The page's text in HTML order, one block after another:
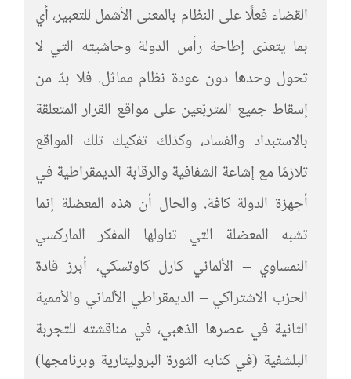
القضاء فعلًا على النظام بالمعنى الأشمل للتعبير، أي
بما يتعدّى إطاحة رأس الدولة وحاشيته التي لا
تحول وحدها دون عودة نظام مماثل. فلا بدّ من
إسقاط جميع المتربّعين على مواقع القرار المتعلقة
بالاستبداد والفساد، وكذلك تفكيك تلك المواقع
تلازمًا مع إشاعة الشفافية والرقابة الديمقراطية في
أجهزة الدولة كافة. والحال أن هذه المعضلة إنما
تشبه المعضلة التي تناولها المفكر الماركسي
النمساوي – الألماني كارل كاوتسكي، أبرز قادة
الحزب الاشتراكي – الديمقراطي الألماني والأممية
الثانية في عصرها الذهبي، في مناقشته للتجربة
البلشفية (في كتابه الثورة البروليتارية وبرنامجها)